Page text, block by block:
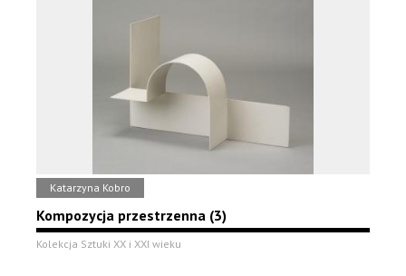
Katarzyna Kobro
Kompozycja przestrzenna (3)
Kolekcja Sztuki XX i XXI wieku